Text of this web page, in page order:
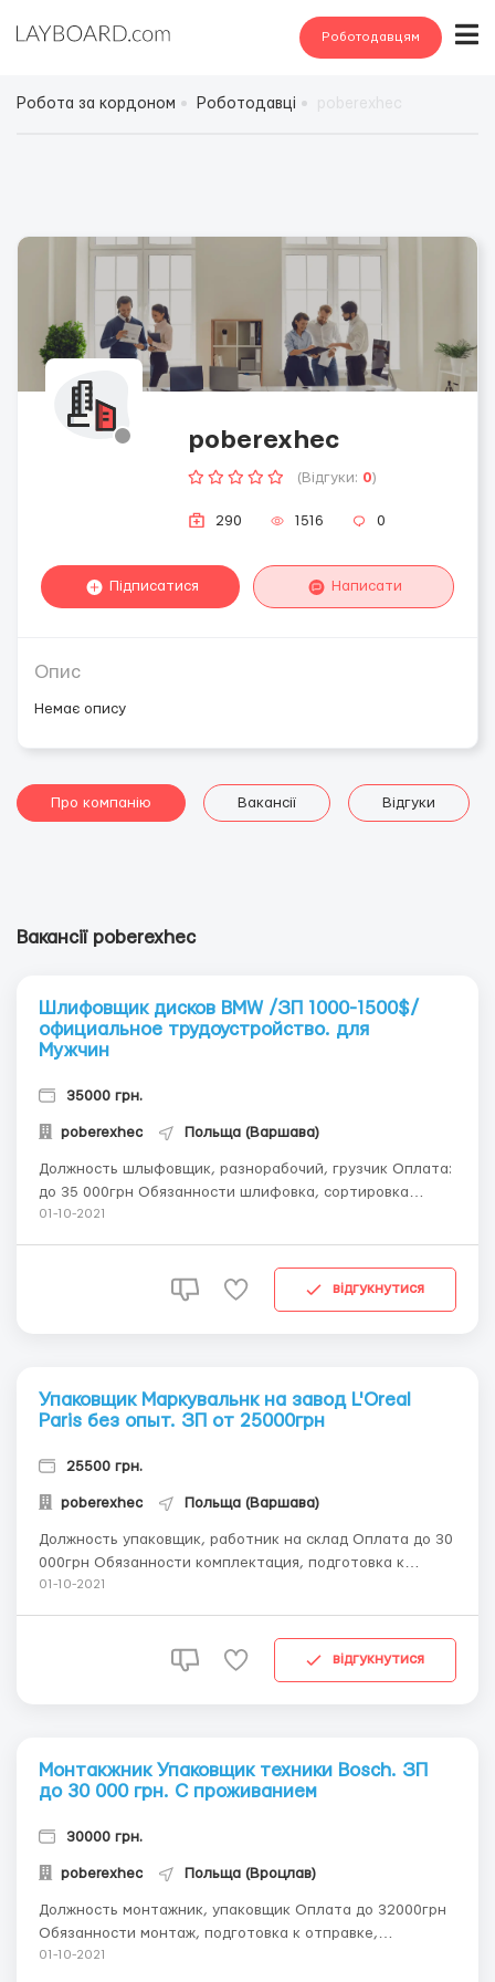
Роботодавцям
Робота за кордоном Роботодавці
poberexhec
(Відгуки: 0)
290 1516 0
Підписатися Написати
Опис
Немає опису
Про компанію Вакансії Відгуки
Вакансії poberexhec
Шлифовщик дисков BMW /ЗП 1000-1500$/
официальное трудоустройство. для
Мужчин
35000 грн.
poberexhec Польща (Варшава)
Должность шлыфовщик, разнорабочий, грузчик Оплата:
до 35 000грн Обязанности шлифовка, сортировка
дисков, погрузка Требования мужчины 18-50 лет
мужчины работают с готов...
01-10-2021
відгукнутися
Упаковщик Маркувальнк на завод L'Oreal
Paris без опыт. ЗП от 25000грн
25500 грн.
poberexhec Польща (Варшава)
Должность упаковщик, работник на склад Оплата до 30
000грн Обязанности комплектация, подготовка к
отправке, маркеровка Требования женщины 18-50 лет,
Chromavis, французская компания, ...
01-10-2021
відгукнутися
Монтакжник Упаковщик техники Bosch. ЗП
до 30 000 грн. С проживанием
30000 грн.
poberexhec Польща (Вроцлав)
Должность монтажник, упаковщик Оплата до 32000грн
Обязанности монтаж, подготовка к отправке,
маркировка Требования мужчины и женщины до 45 лет
01-10-2021